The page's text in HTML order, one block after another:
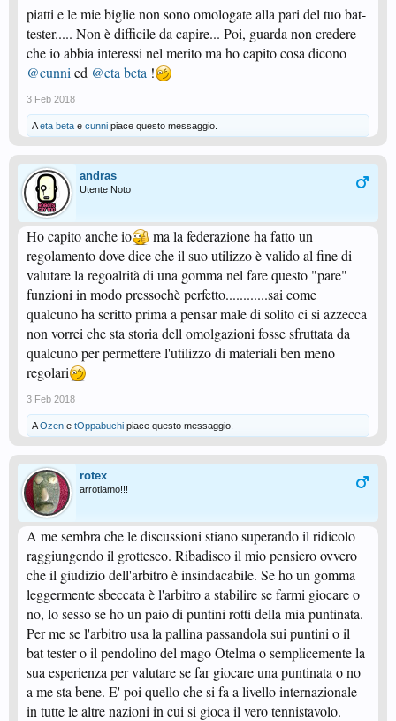
piatti e le mie biglie non sono omologate alla pari del tuo bat-
tester..... Non è difficile da capire... Poi, guarda non credere
che io abbia interessi nel merito ma ho capito cosa dicono
@cunni ed @eta beta !
3 Feb 2018
Aeta beta e cunni piace questo messaggio.
andras
Utente Noto
Ho capito anche io
ma la federazione ha fatto un
regolamento dove dice che il suo utilizzo è valido al fine di
valutare la regoalrità di una gomma nel fare questo "pare"
funzioni in modo pressochè perfetto............sai come
qualcuno ha scritto prima a pensar male di solito ci si azzecca
non vorrei che sta storia dell omolgazioni fosse sfruttata da
qualcuno per permettere l'utilizzo di materiali ben meno
regolari
3 Feb 2018
AOzen e tOppabuchi piace questo messaggio.
rotex
arrotiamo!!!
A me sembra che le discussioni stiano superando il ridicolo
raggiungendo il grottesco. Ribadisco il mio pensiero ovvero
che il giudizio dell'arbitro è insindacabile. Se ho un gomma
leggermente sbeccata è l'arbitro a stabilire se farmi giocare o
no, lo sesso se ho un paio di puntini rotti della mia puntinata.
Per me se l'arbitro usa la pallina passandola sui puntini o il
bat tester o il pendolino del mago Otelma o semplicemente la
sua esperienza per valutare se far giocare una puntinata o no
a me sta bene. E' poi quello che si fa a livello internazionale
in tutte le altre nazioni in cui si gioca il vero tennistavolo.